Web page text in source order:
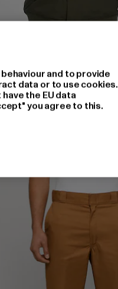
80,74prijs: EUR 80,74
and to provide
data or to use cookies.
the EU data
you agree to this.